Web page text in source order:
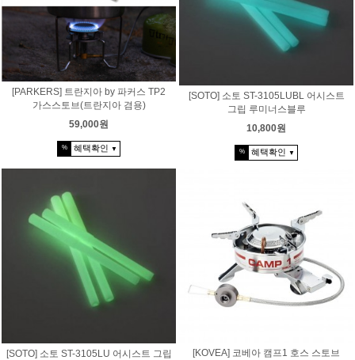
[PARKERS] 트란지아 by 파커스 TP2
가스스토브(트란지아 겸용)
59,000원
% 혜택확인 ▼
[SOTO] 소토 ST-3105LUBL 어시스트
그립 루미너스블루
10,800원
% 혜택확인 ▼
[SOTO] 소토 ST-3105LU 어시스트 그립
[KOVEA] 코베아 캠프1 호스 스토브